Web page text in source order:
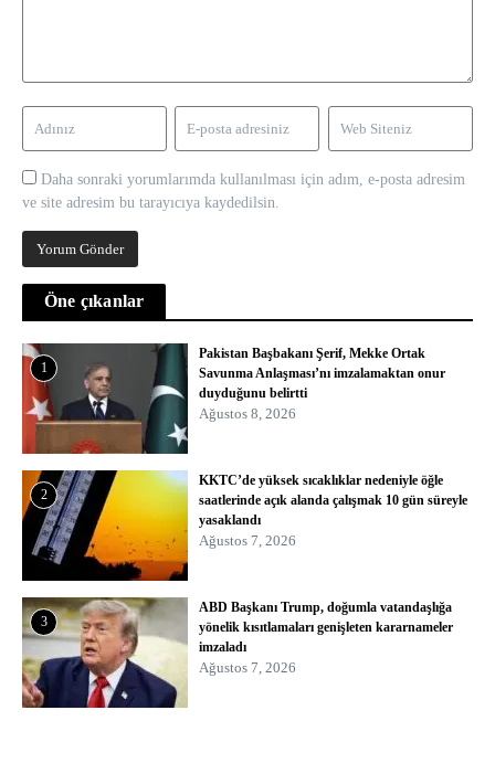
Daha sonraki yorumlarımda kullanılması için adım, e-posta adresim
ve site adresim bu tarayıcıya kaydedilsin.
Öne çıkanlar
1
Pakistan Başbakanı Şerif, Mekke Ortak
Savunma Anlaşması’nı imzalamaktan onur
duyduğunu belirtti
Ağustos 8, 2026
2
KKTC’de yüksek sıcaklıklar nedeniyle öğle
saatlerinde açık alanda çalışmak 10 gün süreyle
yasaklandı
Ağustos 7, 2026
3
ABD Başkanı Trump, doğumla vatandaşlığa
yönelik kısıtlamaları genişleten kararnameler
imzaladı
Ağustos 7, 2026